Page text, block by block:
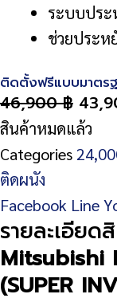
ระบบประ
ช่วยประห
ติดตั้งฟรีแบบมาตร
46,900฿
สินค้าหมดแล้ว
Categories
ติดผนัง
Facebook Line
รายละเอียด
Mitsubishi
(SUPER